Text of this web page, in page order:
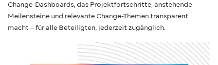
Change-Dashboards, das Projektfortschritte, anstehende
Meilensteine und relevante Change-Themen transparent
macht – für alle Beteiligten, jederzeit zugänglich.